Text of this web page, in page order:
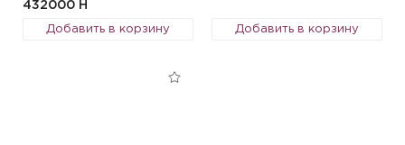
432000 Н
Добавить в корзину Добавить в корзину